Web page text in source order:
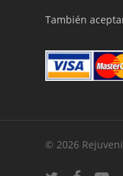
También
© 2026